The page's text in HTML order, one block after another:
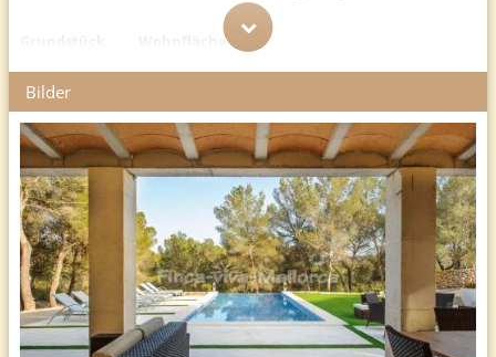
28.000 m²
Wohnfläche
450 m²
Lage
nahe Portocolom im Osten Mallorcas
Entfernungen
bis nach Portocolom 5 km, nach Felanitx 4 km, Golfplatz 5 km,
verschiedene Strände 10-15 km, ca. 60 km bis zum Flughafen Palma
de Mallorca
Erdgeschoss
Bilder